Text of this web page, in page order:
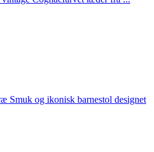
Smuk og ikonisk barnestol designet